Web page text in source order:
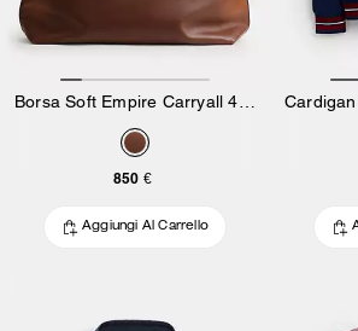
Borsa Soft Empire Carryall 48 in Pelle Loved
850 €
Aggiungi Al Carrello